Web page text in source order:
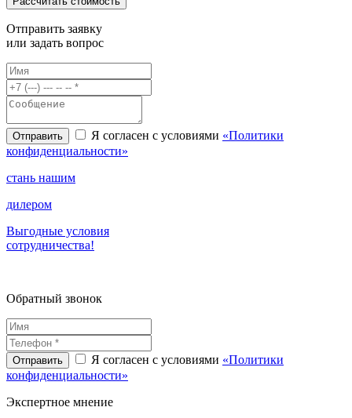
Отправить заявку
или задать вопрос
Я согласен с условиями «Политики
конфиденциальности»
стань нашим
дилером
Выгодные условия
сотрудничества!
Обратный звонок
Я согласен с условиями «Политики
конфиденциальности»
Экспертное мнение